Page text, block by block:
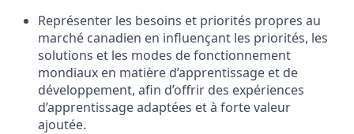
Représenter les besoins et priorités propres au
marché canadien en influençant les priorités, les
solutions et les modes de fonctionnement
mondiaux en matière d’apprentissage et de
développement, afin d’offrir des expériences
d’apprentissage adaptées et à forte valeur
ajoutée.